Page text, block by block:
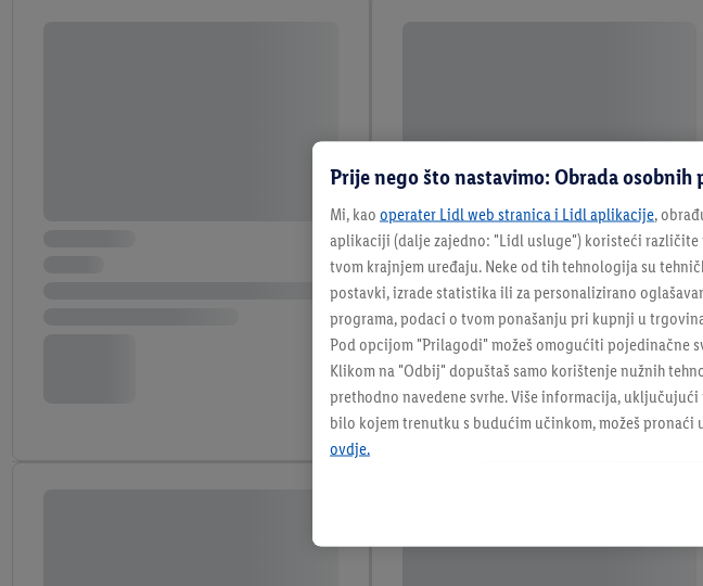
Prije nego što nastavimo: Obrada osobnih
Mi, kao operater Lidl web stranica i Lidl aplikacije,
aplikaciji (dalje zajedno: "Lidl usluge") koristeći
tvom krajnjem uređaju. Neke od tih tehnologija su
postavki, izrade statistika ili za personalizirano
programa, podaci o tvom ponašanju pri kupnji u
Pod opcijom "Prilagodi" možeš omogućiti pojedinačne
Klikom na "Odbij" dopuštaš samo korištenje nužnih
prethodno navedene svrhe. Više informacija,
bilo kojem trenutku s budućim učinkom, možeš pronaći
ovdje.